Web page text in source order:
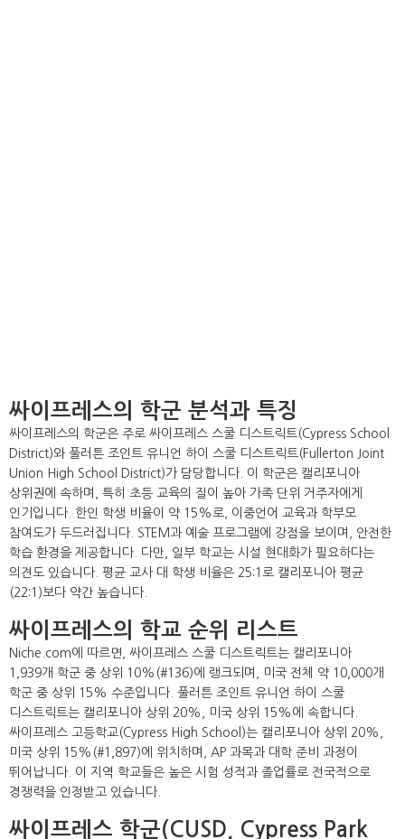
싸이프레스의 학군 분석과 특징
싸이프레스의 학군은 주로 싸이프레스 스쿨 디스트릭트(Cypress School
District)와 풀러튼 조인트 유니언 하이 스쿨 디스트릭트(Fullerton Joint
Union High School District)가 담당합니다. 이 학군은 캘리포니아
상위권에 속하며, 특히 초등 교육의 질이 높아 가족 단위 거주자에게
인기입니다. 한인 학생 비율이 약 15%로, 이중언어 교육과 학부모
참여도가 두드러집니다. STEM과 예술 프로그램에 강점을 보이며, 안전한
학습 환경을 제공합니다. 다만, 일부 학교는 시설 현대화가 필요하다는
의견도 있습니다. 평균 교사 대 학생 비율은 25:1로 캘리포니아 평균
(22:1)보다 약간 높습니다.
싸이프레스의 학교 순위 리스트
Niche.com에 따르면, 싸이프레스 스쿨 디스트릭트는 캘리포니아
1,939개 학군 중 상위 10%(#136)에 랭크되며, 미국 전체 약 10,000개
학군 중 상위 15% 수준입니다. 풀러튼 조인트 유니언 하이 스쿨
디스트릭트는 캘리포니아 상위 20%, 미국 상위 15%에 속합니다.
싸이프레스 고등학교(Cypress High School)는 캘리포니아 상위 20%,
미국 상위 15%(#1,897)에 위치하며, AP 과목과 대학 준비 과정이
뛰어납니다. 이 지역 학교들은 높은 시험 성적과 졸업률로 전국적으로
경쟁력을 인정받고 있습니다.
싸이프레스 학군(CUSD, Cypress Park